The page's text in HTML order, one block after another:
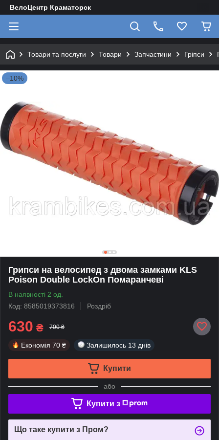
ВелоЦентр Краматорск
Товари та послуги Товари Запчастини Гріпси
–10%
Грипси на велосипед з двома замками KLS
Poison Double LockOn Помаранчеві
В наявності 2 од.
Код: 8585019373816
Роздріб
630 ₴ 700 ₴
Економія 70 ₴ Залишилось 13 днів
Купити
або
Купити з
Що таке купити з Пром?